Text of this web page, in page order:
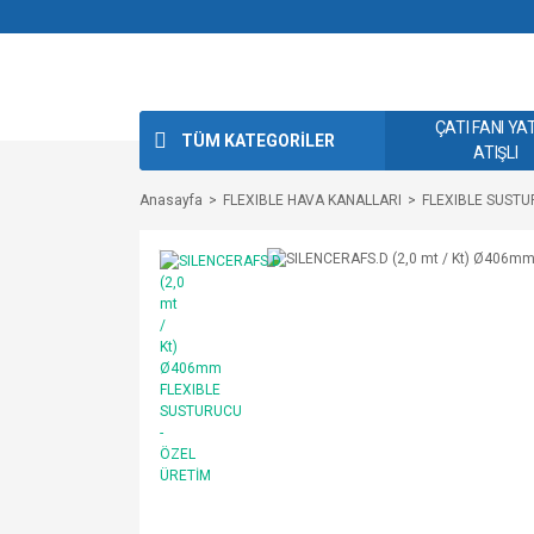
TÜM KATEGORİLER
ÇATI FANI
ATIŞLI
Anasayfa FLEXIBLE HAVA KANALLARI FLEXIBLE